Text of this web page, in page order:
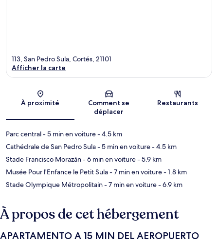
Carte
113, San Pedro Sula, Cortés, 21101
Afficher la carte
À proximité
Comment se
déplacer
Restaurants
Parc central- 5 min en voiture- 4.5 km
Cathédrale de San Pedro Sula- 5 min en voiture- 4.5 km
Stade Francisco Morazán- 6 min en voiture- 5.9 km
Musée Pour l'Enfance le Petit Sula- 7 min en voiture- 1.8 km
Stade Olympique Métropolitain- 7 min en voiture- 6.9 km
À propos de cet hébergement
APARTAMENTO A 15 MIN DEL AEROPUERTO